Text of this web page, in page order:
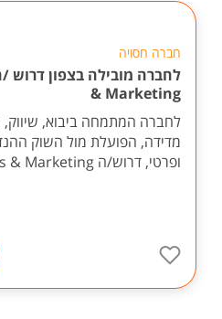
חברה חסויה
& Marketing
לחברה המתמחה ביבוא, שיווק,
מדידה, הפועלת מול השוק
ופרטי, דרוש/ה Customer Success & Marketing...